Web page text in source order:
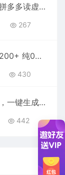
个人月入1W+拼多多读虚拟商矩阵高阶玩法
267
阅读文章日入200+ 纯0撸 小白轻松上手 随时随地都可做
430
鹅厂复制粘贴，一键生成，无脑搬运单账号当天1200+，操作简单，可矩阵
442